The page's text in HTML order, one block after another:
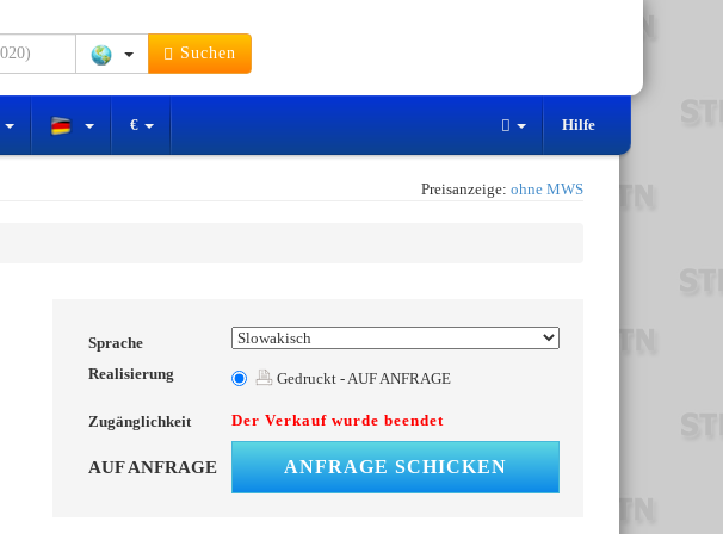
Suchen
€ Hilfe
Preisanzeige: ohne MWS
Sprache
Realisierung
Gedruckt - AUF ANFRAGE
Zugänglichkeit Der Verkauf wurde beendet
AUF ANFRAGE ANFRAGE SCHICKEN